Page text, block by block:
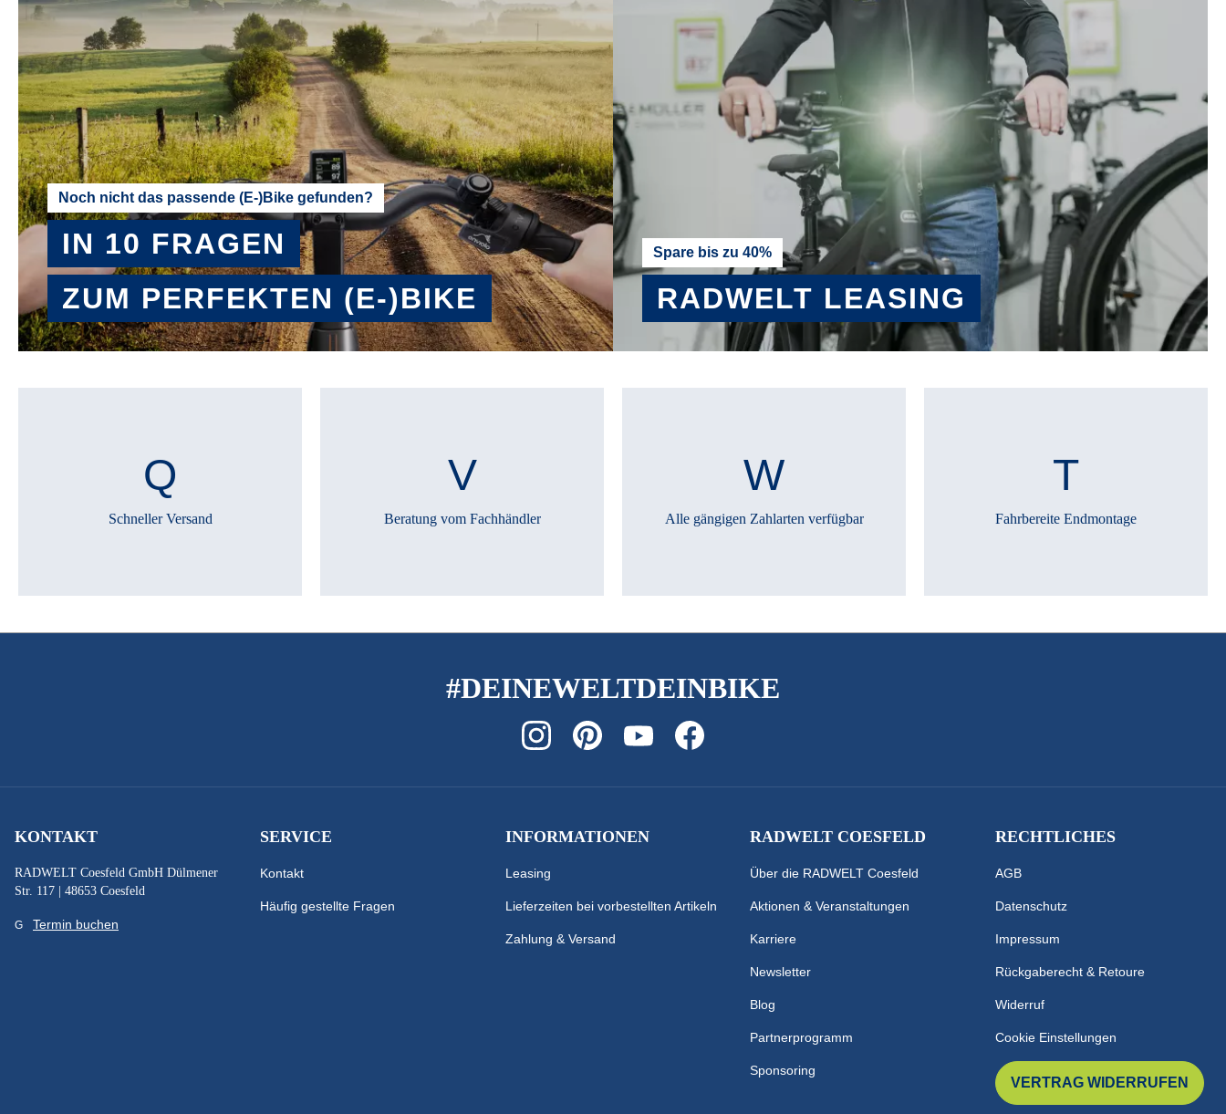
Noch nicht das passende (E-)Bike gefunden?
IN 10 FRAGEN
ZUM PERFEKTEN (E-)BIKE
BERATER STARTEN
Spare bis zu 40%
RADWELT LEASING
MEHR ERFAHREN
Schneller Versand Beratung vom Fachhändler Alle gängigen Zahlarten verfügbar Fahrbereite Endmontage
#DEINEWELTDEINBIKE
KONTAKT
RADWELT Coesfeld GmbH Dülmener
Str. 117 | 48653 Coesfeld
Termin buchen
SERVICE
Kontakt
Häufig gestellte Fragen
INFORMATIONEN
Leasing
Lieferzeiten bei vorbestellten Artikeln
Zahlung & Versand
RADWELT COESFELD
Über die RADWELT Coesfeld
Aktionen & Veranstaltungen
Karriere
Newsletter
Blog
Partnerprogramm
Sponsoring
RECHTLICHES
AGB
Datenschutz
Impressum
Rückgaberecht & Retoure
Widerruf
Cookie Einstellungen
VERTRAG WIDERRUFEN